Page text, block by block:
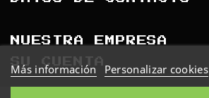
NUESTRA EMPRESA
SU CUENTA
Más información Personalizar cookies